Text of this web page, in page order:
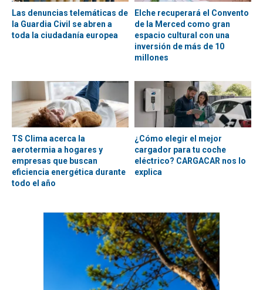
Las denuncias telemáticas de
la Guardia Civil se abren a
toda la ciudadanía europea
Elche recuperará el Convento
de la Merced como gran
espacio cultural con una
inversión de más de 10
millones
TS Clima acerca la
aerotermia a hogares y
empresas que buscan
eficiencia energética durante
todo el año
¿Cómo elegir el mejor
cargador para tu coche
eléctrico? CARGACAR nos lo
explica